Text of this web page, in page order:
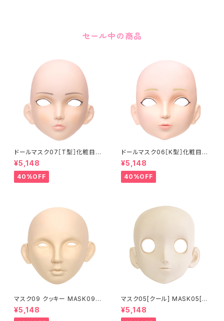
セール中の商品
ドールマスク07［T型］化粧目穴
処理済 MASK07 [DOLL T] O
pening eye hole and make
up
¥5,148
40%OFF
ドールマスク06［K型］化粧目穴
処理 MASK06 [DOLL K] Op
ening eye hole and make
up
¥5,148
40%OFF
マスク09 クッキー MASK09
“COOKIE”
¥5,148
マスク05[クール] MASK05[C
OOL]
¥5,148